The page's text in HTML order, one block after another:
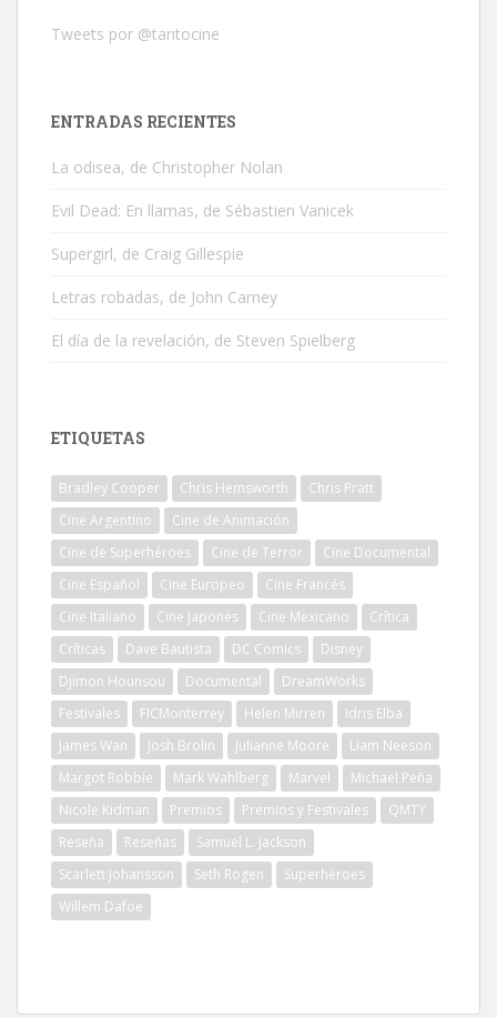
Tweets por @tantocine
ENTRADAS RECIENTES
La odisea, de Christopher Nolan
Evil Dead: En llamas, de Sébastien Vanicek
Supergirl, de Craig Gillespie
Letras robadas, de John Carney
El día de la revelación, de Steven Spielberg
ETIQUETAS
Bradley Cooper Chris Hemsworth
Chris Pratt
Cine Argentino
Cine de Animación
Cine de Superhéroes
Cine de Terror
Cine Documental
Cine Español
Cine Europeo
Cine Francés
Cine Italiano
Cine Japonés Cine Mexicano
Crítica
Críticas
Dave Bautista DC Comics
Disney
Djimon Hounsou
Documental
DreamWorks
Festivales
FICMonterrey Helen Mirren
Idris Elba
James Wan
Josh Brolin Julianne Moore
Liam Neeson
Margot Robbie
Mark Wahlberg Marvel
Michael Peña
Nicole Kidman
Premios Premios y Festivales
QMTY
Reseña
Reseñas
Samuel L. Jackson
Scarlett Johansson
Seth Rogen
Superhéroes
Willem Dafoe